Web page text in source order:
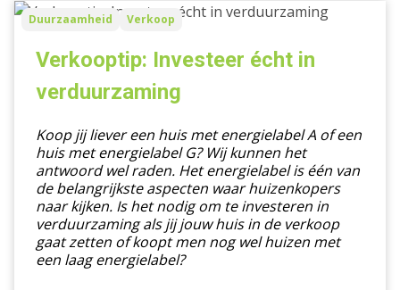
Verkooptip:
écht
verduurzaming
Duurzaamheid Verkoop
Verkooptip: Investeer écht in
verduurzaming
Koop jij liever een huis met energielabel A of een
huis met energielabel G? Wij kunnen het
antwoord wel raden. Het energielabel is één van
de belangrijkste aspecten waar huizenkopers
naar kijken. Is het nodig om te investeren in
verduurzaming als jij jouw huis in de verkoop
gaat zetten of koopt men nog wel huizen met
een laag energielabel?